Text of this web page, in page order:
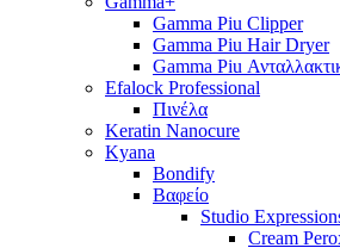
Gamma Piu Clipper
Gamma Piu Hair Dryer
Gamma Piu
Efalock Professional
Πινέλα
Keratin Nanocure
Kyana
Bondify
Βαφείο
Studio
Cream